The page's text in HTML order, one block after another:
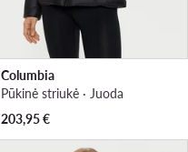
Columbia
Pūkinė striukė · Juoda
203,95€